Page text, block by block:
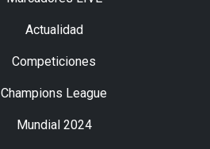
Actualidad
Competiciones
Champions League
Mundial 2024